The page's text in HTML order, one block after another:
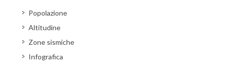
Popolazione
Altitudine
Zone sismiche
Infografica